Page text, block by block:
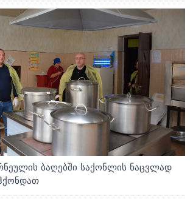
ბაღებში საქონლის ნაცვლად